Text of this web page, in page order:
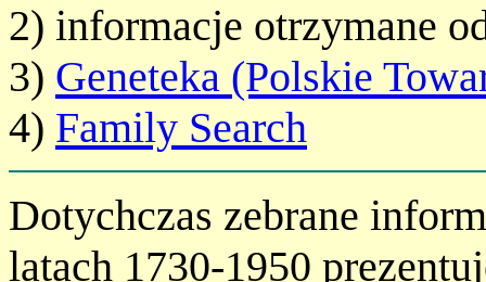
2) informacje otrzymane
3) Geneteka (Polskie
4) Family Search
Dotychczas zebrane
latach 1730-1950